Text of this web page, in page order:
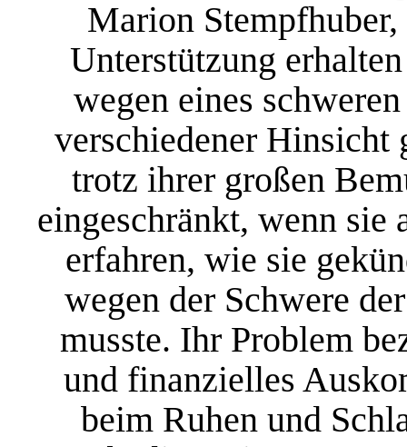
Marion
Unterstützung
wegen eines
verschiedener Hinsicht
trotz ihrer großen
eingeschränkt, wenn sie
erfahren, wie sie
wegen der Schwere
musste. Ihr Problem
und finanzielles
beim Ruhen und